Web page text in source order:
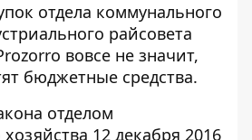
отдела коммунального
райсовета
вовсе не значит,
бюджетные средства.
отделом
12 декабря 2016